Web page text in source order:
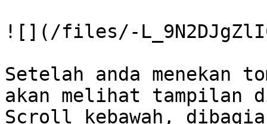
![](/files/-
Setelah anda menekan
akan melihat tampilan
Scroll kebawah,